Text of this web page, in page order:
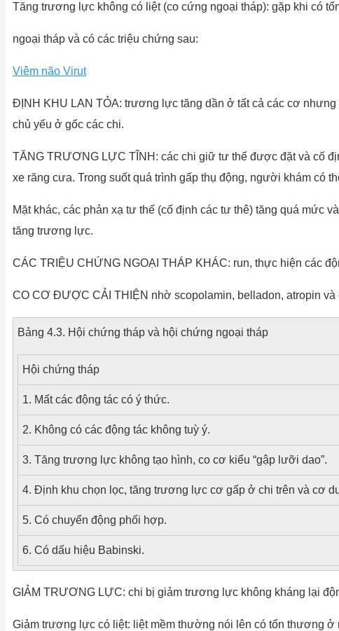
Tăng trương lực không có liệt (co cứng ngoại tháp): gặp khi có
ngoại tháp và có các triệu chứng sau:
Viêm não Virut
ĐỊNH KHU LAN TỎA: trương lực tăng dần ở tất cả các cơ
chủ yếu ở gốc các chi.
TĂNG TRƯƠNG LỰC TĨNH: các chi giữ tư thế được đặt và cố
xe răng cưa. Trong suốt quá trình gấp thụ động, người khám có
Mặt khác, các phản xạ tư thế (cố định các tư thê) tăng quá mức
tăng trương lực.
CÁC TRIỆU CHỨNG NGOẠI THÁP KHÁC: run, thực hiện các
CO CƠ ĐƯỢC CẢI THIỆN nhờ scopolamin, belladon, atropin
Bảng 4.3. Hội chứng tháp và hội chứng ngoại tháp
Hội chứng tháp
1. Mất các động tác có ý thức.
2. Không có các động tác không tuỳ ý.
3. Tăng trương lực không tạo hình, co cơ kiểu “gập lưỡi dao”.
4. Định khu chọn lọc, tăng trương lực cơ gấp ở chi trên và cơ
5. Có chuyển động phối hợp.
6. Có dấu hiệu Babinski.
GIẢM TRƯƠNG LỰC: chi bị giảm trương lực không kháng lại
Giảm trương lực có liệt: liệt mềm thường nói lên có tổn thương